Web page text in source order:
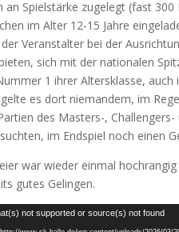
an Spielstärke zugelegt (fast
im Alter 12-15 Jahre
Veranstalter bei der
sich mit der nationalen
1 ihrer Altersklasse,
es dort niemandem, im
des Masters-,
im Endspiel noch einen
war wieder einmal
gutes Gelingen.
not supported or source(s) not found